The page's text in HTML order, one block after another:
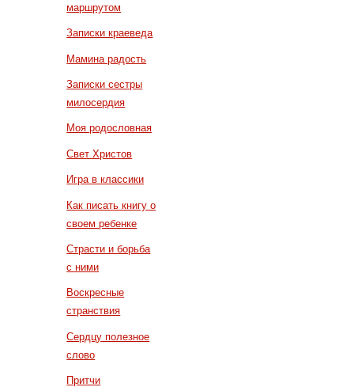
маршрутом
Записки краеведа
Мамина радость
Записки сестры
милосердия
Моя родословная
Свет Христов
Игра в классики
Как писать книгу о
своем ребенке
Страсти и борьба
с ними
Воскресные
странствия
Сердцу полезное
слово
Притчи